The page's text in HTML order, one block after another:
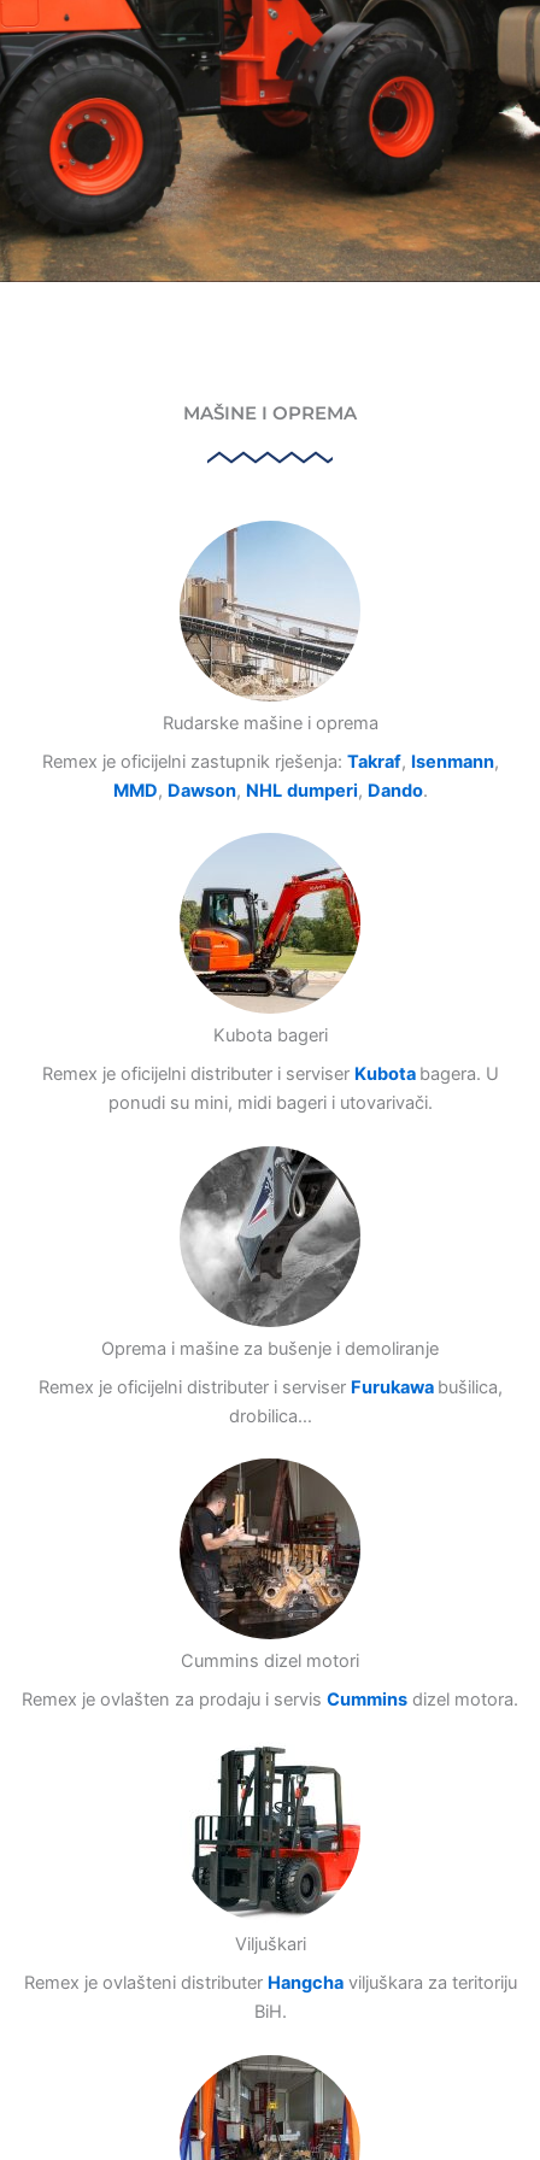
MAŠINE I OPREMA
Rudarske mašine i oprema
Remex je oficijelni zastupnik rješenja: Takraf, Isenmann,
MMD, Dawson, NHL dumperi, Dando.
Kubota bageri
Remex je oficijelni distributer i serviser Kubota bagera. U
ponudi su mini, midi bageri i utovarivači.
Oprema i mašine za bušenje i demoliranje
Remex je oficijelni distributer i serviser Furukawa bušilica,
drobilica…
Cummins dizel motori
Remex je ovlašten za prodaju i servis Cummins dizel motora.
Viljuškari
Remex je ovlašteni distributer Hangcha viljuškara za teritoriju
BiH.